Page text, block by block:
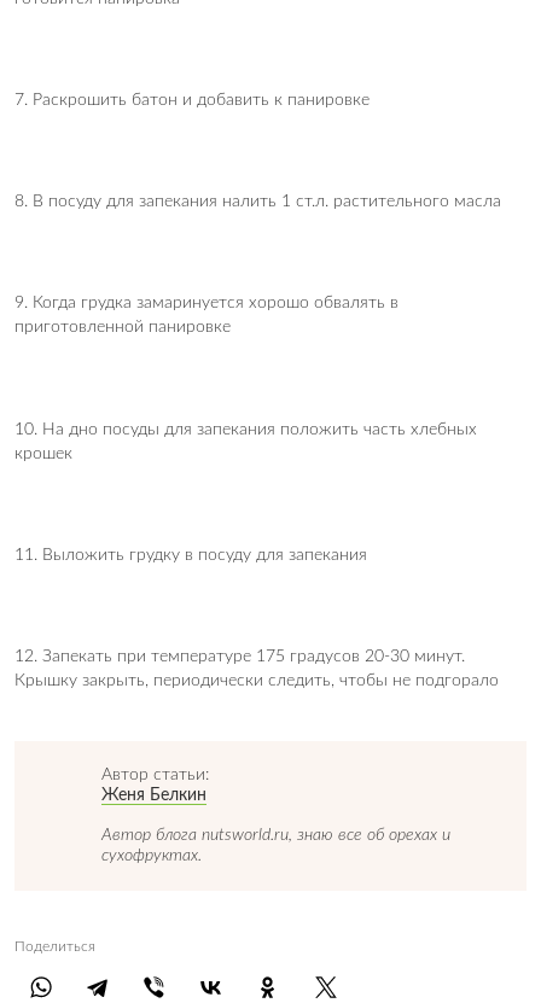
7. Раскрошить батон и добавить к панировке
8. В посуду для запекания налить 1 ст.л. растительного масла
9. Когда грудка замаринуется хорошо обвалять в
приготовленной панировке
10. На дно посуды для запекания положить часть хлебных
крошек
11. Выложить грудку в посуду для запекания
12. Запекать при температуре 175 градусов 20-30 минут.
Крышку закрыть, периодически следить, чтобы не подгорало
Автор статьи:
Женя Белкин
Автор блога nutsworld.ru, знаю все об орехах и
сухофруктах.
Поделиться